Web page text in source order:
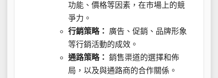
功能、價格等因素，在市場上的競
爭力。
行銷策略：
廣告、促銷、品牌形象
等行銷活動的成效。
通路策略： 銷售渠道的選擇和佈
局，以及與通路商的合作關係。